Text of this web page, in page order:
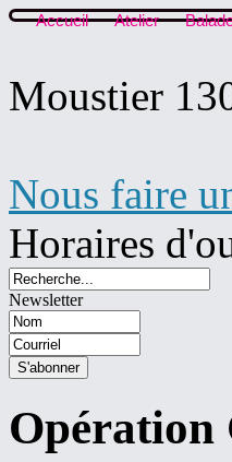
Accueil Atelier
Moustier
Nous faire
Horaires
Newsletter
Opération